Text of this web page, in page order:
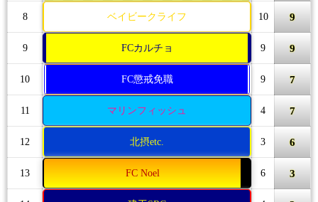
8 ベイビークライフ 10 9
9 FCカルチョ 9 9
10 FC懲戒免職 9 7
11 マリンフィッシュ 4 7
12 北摂etc. 3 6
13 FC Noel 6 3